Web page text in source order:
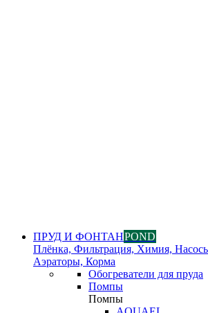
ПРУД И ФОНТАНPOND
Плёнка, Фильтрация, Химия,
Аэраторы, Корма
Обогреватели для пруда
Помпы
Помпы